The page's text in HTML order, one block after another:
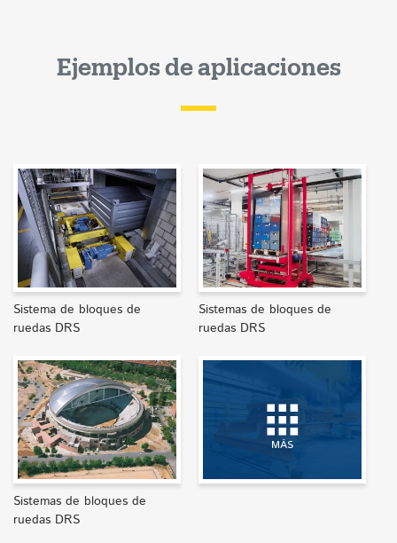
Ejemplos de aplicaciones
Sistema de bloques de
ruedas DRS
Sistemas de bloques de
ruedas DRS
Sistemas de bloques de
ruedas DRS
MÁS